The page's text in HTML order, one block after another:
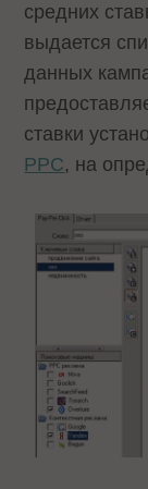
средних
выдается
данных
ставки
PPC, на